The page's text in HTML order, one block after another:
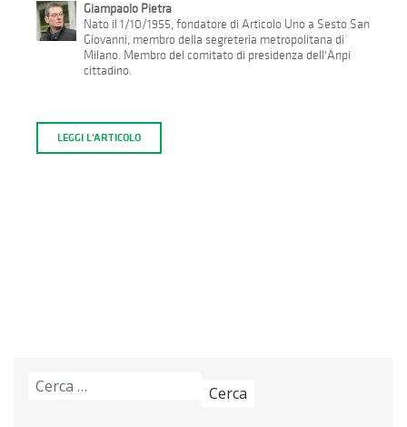
Giampaolo Pietra
Nato il 1/10/1955, fondatore di Articolo Uno a Sesto San
Giovanni, membro della segreteria metropolitana di
Milano. Membro del comitato di presidenza dell'Anpi
cittadino.
LEGGI L'ARTICOLO
Ricerca